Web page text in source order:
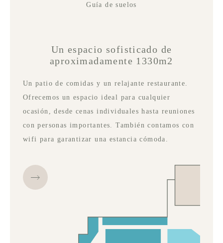
Guía de suelos
Un espacio sofisticado de
aproximadamente 1330m2
Un patio de comidas y un relajante restaurante.
Ofrecemos un espacio ideal para cualquier
ocasión, desde cenas individuales hasta reuniones
con personas importantes. También contamos con
wifi para garantizar una estancia cómoda.